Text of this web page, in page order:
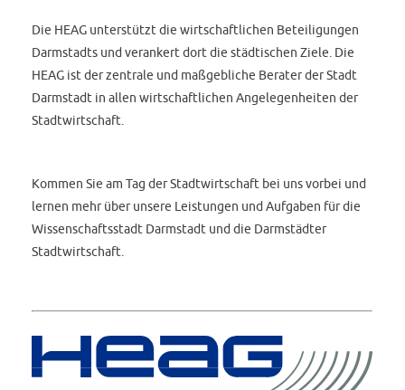
Die HEAG unterstützt die wirtschaftlichen Beteiligungen
Darmstadts und verankert dort die städtischen Ziele. Die
HEAG ist der zentrale und maßgebliche Berater der Stadt
Darmstadt in allen wirtschaftlichen Angelegenheiten der
Stadtwirtschaft.
Kommen Sie am Tag der Stadtwirtschaft bei uns vorbei und
lernen mehr über unsere Leistungen und Aufgaben für die
Wissenschaftsstadt Darmstadt und die Darmstädter
Stadtwirtschaft.